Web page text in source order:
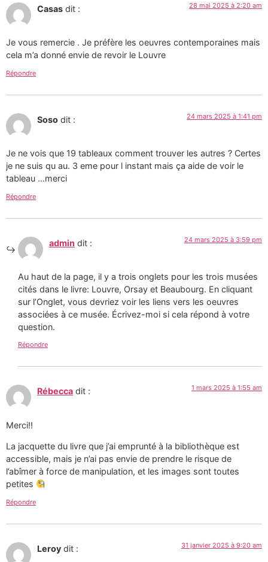
Casas dit : 28 mai 2025 à 2:20 am
Je vous remercie . Je préfère les oeuvres contemporaines mais
cela m’a donné envie de revoir le Louvre
Répondre
Soso dit : 24 mars 2025 à 1:41 pm
Je ne vois que 19 tableaux comment trouver les autres ? Certes
je ne suis qu au. 3 eme pour l instant mais ça aide de voir le
tableau …merci
Répondre
admin dit : 24 mars 2025 à 3:59 pm
Au haut de la page, il y a trois onglets pour les trois musées
cités dans le livre: Louvre, Orsay et Beaubourg. En cliquant
sur l’Onglet, vous devriez voir les liens vers les oeuvres
associées à ce musée. Écrivez-moi si cela répond à votre
question.
Répondre
Rébecca dit : 1 mars 2025 à 1:55 am
Merci!!
La jacquette du livre que j’ai emprunté à la bibliothèque est
accessible, mais je n’ai pas envie de prendre le risque de
l’abîmer à force de manipulation, et les images sont toutes
petites
Répondre
Leroy dit : 31 janvier 2025 à 9:20 am